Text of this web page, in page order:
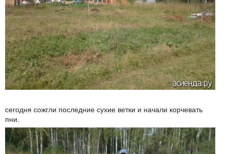
сегодня сожгли последние сухие ветки и начали корчевать
пни.